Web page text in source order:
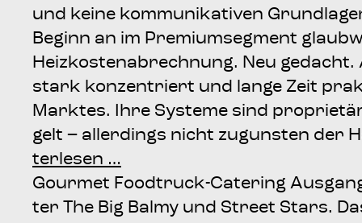
und kei­ne kom­mu­ni­ka­ti­ven
Beginn an im Pre­mi­um­seg­ment
Heiz­kos­ten­ab­rech­nung. Neu
stark kon­zen­triert und lan­ge Zeit
Mark­tes. Ihre Sys­te­me sind
gelt – aller­dings nicht zuguns­ten der
ter­le­sen …
Gour­met Food­truck-Cate­ring
ter The Big Bal­my und Street Stars.